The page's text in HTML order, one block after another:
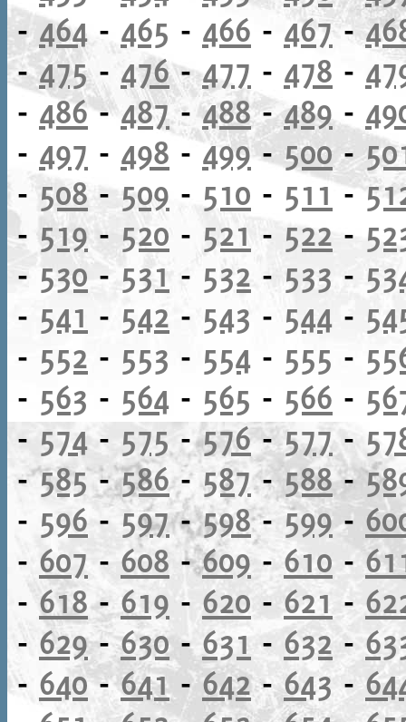
- 464 - 465 - 466 - 467-
-475- 476-477 - 478 -
- 486-487-488-489-
- 497 - 498 -499- 500-
- 508- 509 - 510 - 511-
-519- 520 - 521 - 522 -
- 530- 531 - 532 - 533 -
- 541 - 542 - 543 - 544 -
- 552 - 553 - 554 - 555 -
- 563 - 564 - 565 - 566 -
- 574 - 575-576-577-
-585-586- 587-588-
- 596 - 597-598- 599-
- 607- 608 -609-610 -
-618-619 - 620 - 621 -
- 629-630- 631- 632 -
- 640-641-642-643-